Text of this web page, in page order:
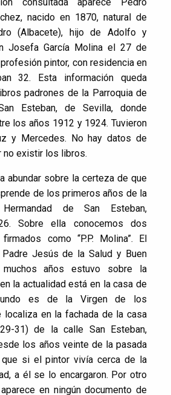
nacido en 1870, natural de
(Albacete), hijo de Adolfo y
Josefa García Molina el 27 de
pintor, con residencia en
32. Esta información queda
padrones de la Parroquia de
Esteban, de Sevilla, donde
los años 1912 y 1924. Tuvieron
y Mercedes. No hay datos de
existir los libros.
abundar sobre la certeza de que
de los primeros años de la
de San Esteban,
Sobre ella conocemos dos
como “P.P. Molina”. El
Jesús de la Salud y Buen
muchos años estuvo sobre la
la actualidad está en la casa de
es de la Virgen de los
localiza en la fachada de la casa
31) de la calle San Esteban,
los años veinte de la pasada
que si el pintor vivía cerca de la
a él se lo encargaron. Por otro
en ningún documento de